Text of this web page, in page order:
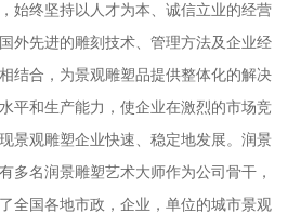
始终坚持以人才为本、诚信立业的经营
外先进的雕刻技术、管理方法及企业经
结合，为景观雕塑品提供整体化的解决
平和生产能力，使企业在激烈的市场竞
景观雕塑企业快速、稳定地发展。润景
多名润景雕塑艺术大师作为公司骨干，
全国各地市政，企业，单位的城市景观